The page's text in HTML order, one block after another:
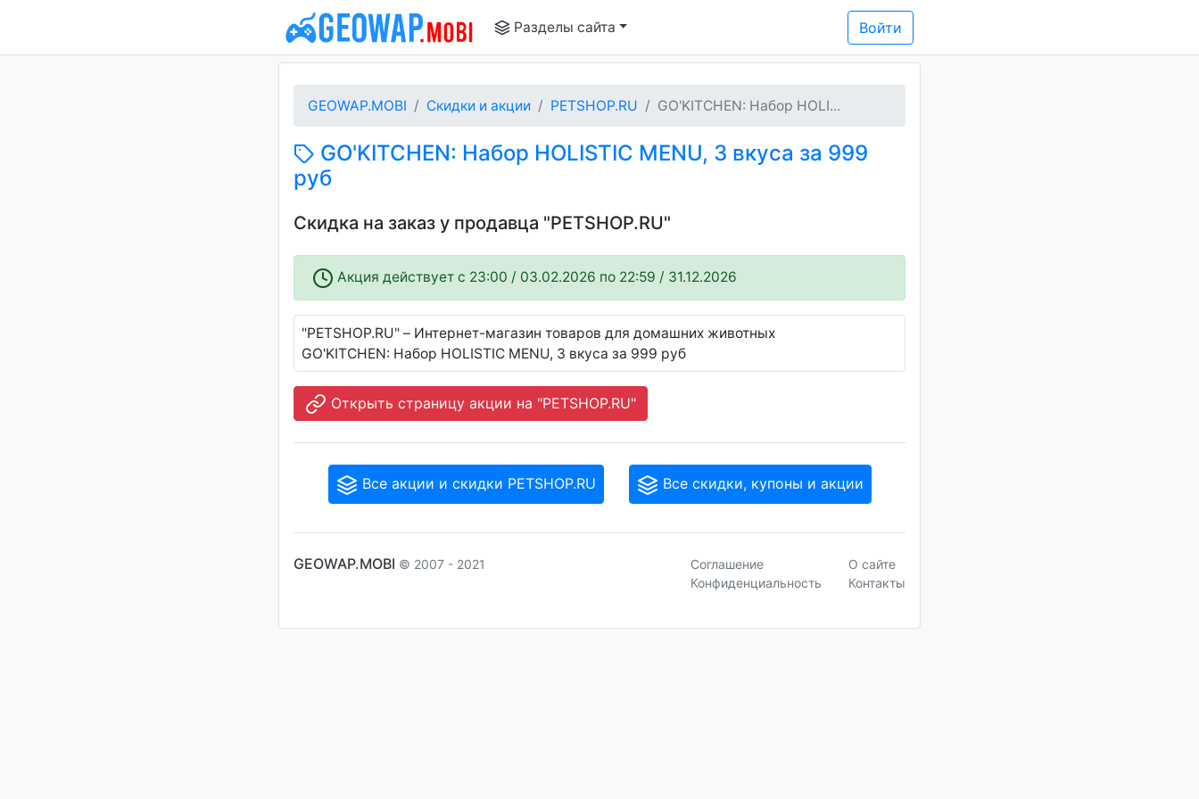
Разделы сайта Войти
GEOWAP.MOBI Скидки и акции PETSHOP.RU GO'KITCHEN: Набор HOLI...
GO'KITCHEN: Набор HOLISTIC MENU, 3 вкуса за 999
руб
Скидка на заказ у продавца "PETSHOP.RU"
Акция действует c 23:00 / 03.02.2026 по 22:59 / 31.12.2026
"PETSHOP.RU" – Интернет-магазин товаров для домашних животных
GO'KITCHEN: Набор HOLISTIC MENU, 3 вкуса за 999 руб
Открыть страницу акции на "PETSHOP.RU"
Все акции и скидки PETSHOP.RU Все скидки, купоны и акции
GEOWAP.MOBI © 2007 - 2021
Соглашение
Конфиденциальность
О сайте
Контакты